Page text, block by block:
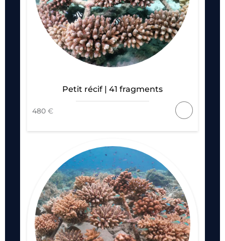
Petit récif | 41 fragments
480 €